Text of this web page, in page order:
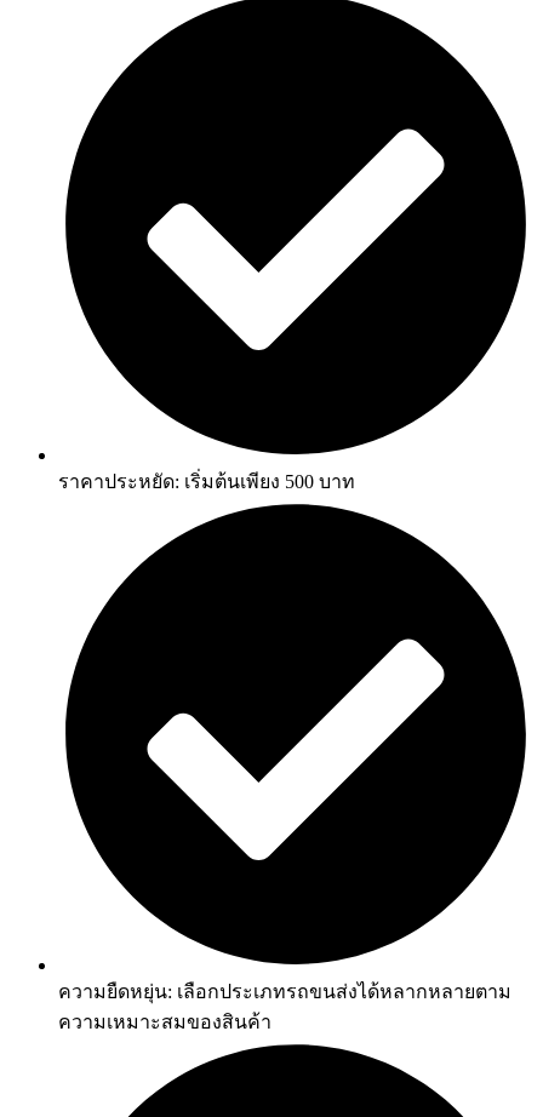
ราคาประหยัด: เริ่มต้นเพียง 500 บาท
ความยืดหยุ่น: เลือกประเภทรถขนส่งได้หลากหลายตาม
ความเหมาะสมของสินค้า